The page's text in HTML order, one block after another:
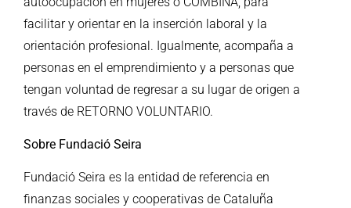
facilitar y orientar en la inserción laboral y la
orientación profesional. Igualmente, acompaña a
personas en el emprendimiento y a personas que
tengan voluntad de regresar a su lugar de origen a
través de RETORNO VOLUNTARIO.
Sobre Fundació Seira
Fundació Seira es la entidad de referencia en
finanzas sociales y cooperativas de Cataluña